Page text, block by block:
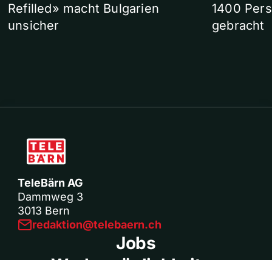
Refilled» macht Bulgarien
unsicher
1400
gebracht
TeleBärn AG
Dammweg 3
3013 Bern
redaktion@telebaern.ch
Jobs